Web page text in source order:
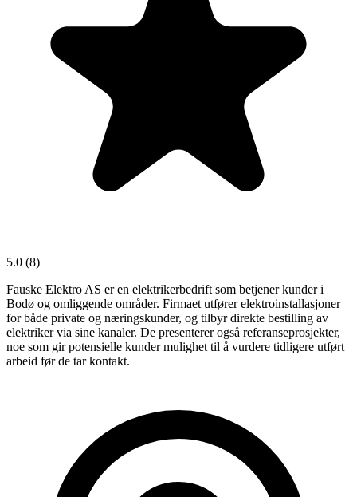
5.0 (8)
Fauske Elektro AS er en elektrikerbedrift som betjener kunder i
Bodø og omliggende områder. Firmaet utfører elektroinstallasjoner
for både private og næringskunder, og tilbyr direkte bestilling av
elektriker via sine kanaler. De presenterer også referanseprosjekter,
noe som gir potensielle kunder mulighet til å vurdere tidligere utført
arbeid før de tar kontakt.